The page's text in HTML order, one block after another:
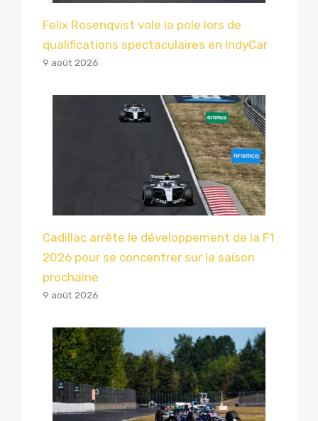
Felix Rosenqvist vole la pole lors de
qualifications spectaculaires en IndyCar
9 août 2026
Cadillac arrête le développement de la F1
2026 pour se concentrer sur la saison
prochaine
9 août 2026